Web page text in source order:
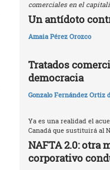
comerciales en el
Un antídoto
Amaia Pérez Orozco
Tratados
democracia
Gonzalo Fernández Ortiz
Ya es una realidad el
Canadá que sustituirá al
NAFTA 2.0: otra
corporativo